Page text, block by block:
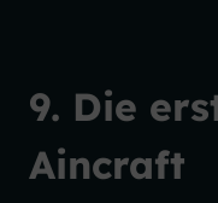
9. Die
Aincraft